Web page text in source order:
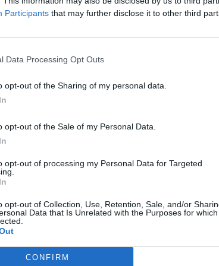
Participants that may further disclose it to other third
Data Processing Opt Outs
opt-out of the Sharing of my personal data.
opt-out of the Sale of my Personal Data.
opt-out of processing my Personal Data for Targeted
opt-out of Collection, Use, Retention, Sale, and/or
Data that Is Unrelated with the Purposes for
CONFIRM
Via Confalonieri, 5
diagosto
abbiamo a cuore l'informazione del nostro
sempre in prima linea per informarvi in modo
Pubblicato il 08 Luglio